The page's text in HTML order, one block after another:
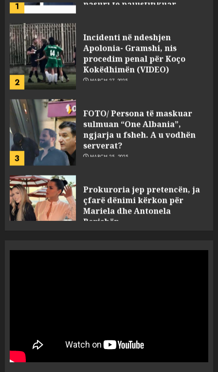
2
procedim penal për Koço
Kokëdhimën (VIDEO)
MARCH 27, 2025
3
ngjarja u fsheh. A u vodhën
serverat?
MARCH 25, 2025
4
Mariela dhe Antonela
Berishën
MARCH 25, 2025
1
“bosen” Joana Nano për
abuzim me fondet publike dhe
pasuri të pajustifikuar